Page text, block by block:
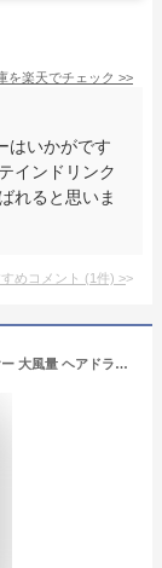
を楽天でチェック >>
はいかがです
インドリンク
れると思いま
めコメント (1件) >
【2024 革新2億マイナスイオン新機種】ドライヤー 大風量 ヘアドライヤー 速乾 2億マイナスイオン ドライヤー 1300W 恒温 ロングヘア くるくる 静音 ブラシレスモーター 高速11万回転/分 24m/s 強力パワー 乾燥時間短縮 NTC過熱保護 温冷自動切り替え 磁吸ノズル付き コンパクト 静電気抑制 家庭用&ヘアサロン PSE認証済み 国内専用